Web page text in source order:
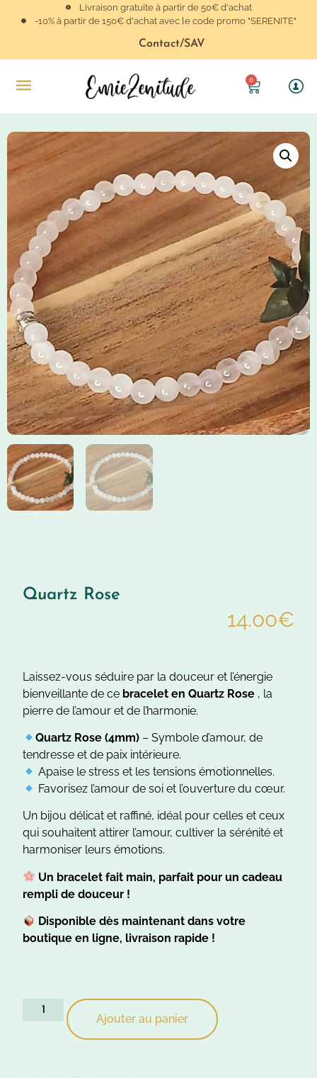
Livraison gratuite à partir de 50€ d'achat
-10% à partir de 150€ d'achat avec le code promo "SERENITE"
Contact/SAV
0
Quartz Rose
14.00€
Laissez-vous séduire par la douceur et l’énergie
bienveillante de ce bracelet en Quartz Rose , la
pierre de l’amour et de l’harmonie.
Quartz Rose (4mm) – Symbole d’amour, de
tendresse et de paix intérieure.
Apaise le stress et les tensions émotionnelles.
Favorisez l’amour de soi et l’ouverture du cœur.
Un bijou délicat et raffiné, idéal pour celles et ceux
qui souhaitent attirer l’amour, cultiver la sérénité et
harmoniser leurs émotions.
Un bracelet fait main, parfait pour un cadeau
rempli de douceur !
Disponible dès maintenant dans votre
boutique en ligne, livraison rapide !
Ajouter au panier